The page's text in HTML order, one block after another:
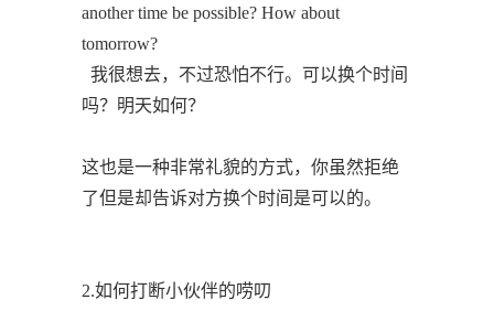
another time be possible? How about
tomorrow?
我很想去，不过恐怕不行。可以换个时间
吗？明天如何？
这也是一种非常礼貌的方式，你虽然拒绝
了但是却告诉对方换个时间是可以的。
2.如何打断小伙伴的唠叨